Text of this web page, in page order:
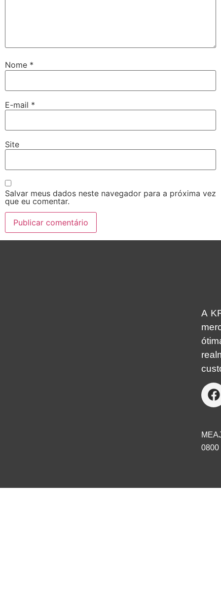
Nome *
E-mail *
Site
Salvar meus dados neste navegador para a próxima vez
que eu comentar.
A
0800